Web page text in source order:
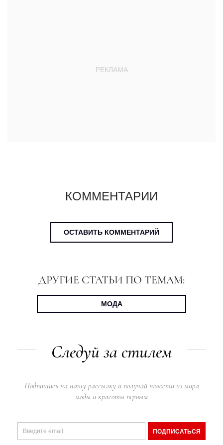
КОММЕНТАРИИ
ОСТАВИТЬ КОММЕНТАРИЙ
ДРУГИЕ СТАТЬИ ПО ТЕМАМ:
МОДА
Следуй за стилем
Подпишись на нашу рассылку и получай новости из мира
моды и красоты первым
ПОДПИСАТЬСЯ